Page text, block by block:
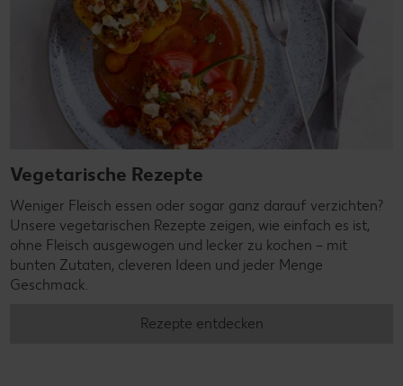
Vegetarische Rezepte
Weniger Fleisch essen oder sogar ganz darauf verzichten?
Unsere vegetarischen Rezepte zeigen, wie einfach es ist,
ohne Fleisch ausgewogen und lecker zu kochen – mit
bunten Zutaten, cleveren Ideen und jeder Menge
Geschmack.
Rezepte entdecken